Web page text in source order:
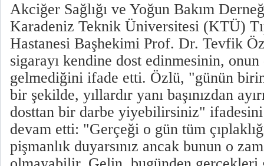
Akciğer Sağlığı ve Yoğun Bakım
Karadeniz Teknik Üniversitesi (KTÜ)
Hastanesi Başhekimi Prof. Dr. Tevfik
sigarayı kendine dost edinmesinin,
gelmediğini ifade etti. Özlü, "günün
bir şekilde, yıllardır yanı başınızdan
dosttan bir darbe yiyebilirsiniz"
devam etti: "Gerçeği o gün tüm
pişmanlık duyarsınız ancak bunun o